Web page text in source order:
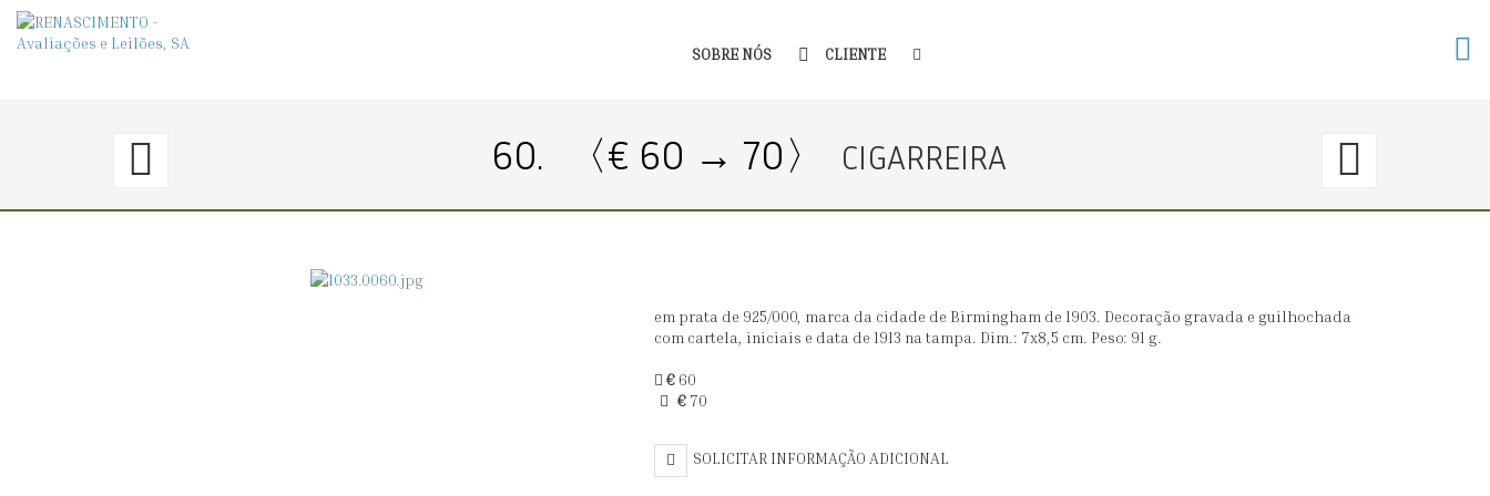
SOBRE NÓS CLIENTE
60. 〈€ 60 → 70〉 CIGARREIRA
〈€
〈€
em prata de 925/000, marca da cidade de Birmingham de 1903. Decoração gravada e guilhochada
com cartela, iniciais e data de 1913 na tampa. Dim.: 7x8,5 cm. Peso: 91 g.
€ 60
€70
SOLICITAR INFORMAÇÃO ADICIONAL